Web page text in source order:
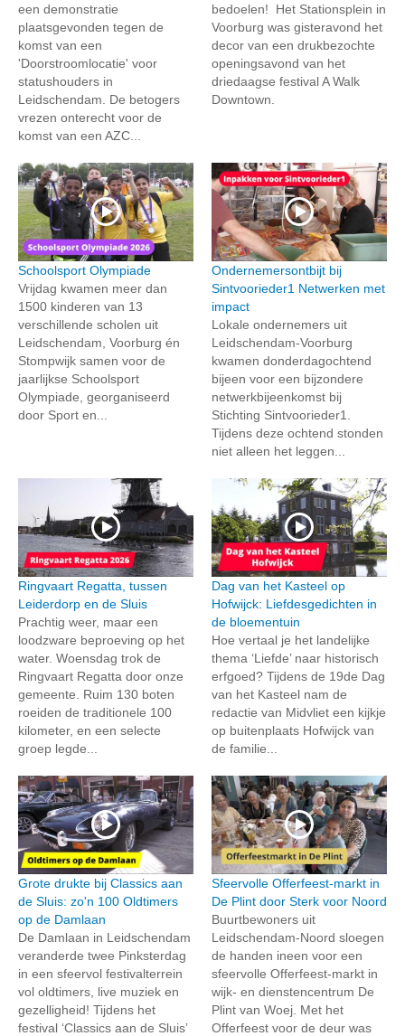
een demonstratie
plaatsgevonden tegen de
komst van een
'Doorstroomlocatie' voor
statushouders in
Leidschendam. De betogers
vrezen onterecht voor de
komst van een AZC...
bedoelen! Het Stationsplein in
Voorburg was gisteravond het
decor van een drukbezochte
openingsavond van het
driedaagse festival A Walk
Downtown.
Schoolsport Olympiade
Vrijdag kwamen meer dan
1500 kinderen van 13
verschillende scholen uit
Leidschendam, Voorburg én
Stompwijk samen voor de
jaarlijkse Schoolsport
Olympiade, georganiseerd
door Sport en...
Ondernemersontbijt bij
Sintvoorieder1 Netwerken met
impact
Lokale ondernemers uit
Leidschendam-Voorburg
kwamen donderdagochtend
bijeen voor een bijzondere
netwerkbijeenkomst bij
Stichting Sintvoorieder1.
Tijdens deze ochtend stonden
niet alleen het leggen...
Ringvaart Regatta, tussen
Leiderdorp en de Sluis
Prachtig weer, maar een
loodzware beproeving op het
water. Woensdag trok de
Ringvaart Regatta door onze
gemeente. Ruim 130 boten
roeiden de traditionele 100
kilometer, en een selecte
groep legde...
Dag van het Kasteel op
Hofwijck: Liefdesgedichten in
de bloementuin
Hoe vertaal je het landelijke
thema ‘Liefde’ naar historisch
erfgoed? Tijdens de 19de Dag
van het Kasteel nam de
redactie van Midvliet een kijkje
op buitenplaats Hofwijck van
de familie...
Grote drukte bij Classics aan
de Sluis: zo'n 100 Oldtimers
op de Damlaan
De Damlaan in Leidschendam
veranderde twee Pinksterdag
in een sfeervol festivalterrein
vol oldtimers, live muziek en
gezelligheid! Tijdens het
festival ‘Classics aan de Sluis’
Sfeervolle Offerfeest-markt in
De Plint door Sterk voor Noord
Buurtbewoners uit
Leidschendam-Noord sloegen
de handen ineen voor een
sfeervolle Offerfeest-markt in
wijk- en dienstencentrum De
Plint van Woej. Met het
Offerfeest voor de deur was